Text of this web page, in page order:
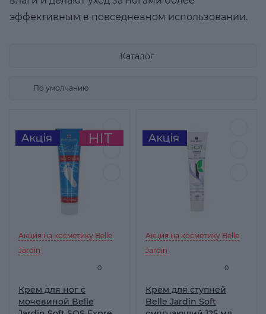
эффективным в повседневном использовании.
Каталог
0
Акция на косметику Belle
Jardin
Крем для ног с
мочевиной Belle
0
Акция на косметику Belle
Jardin
Крем для ступней
Belle Jardin Soft